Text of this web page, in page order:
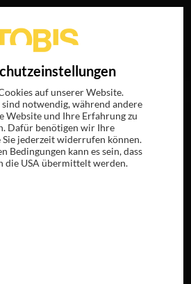
Neubronner“
auf unserer Website.
notwendig, während andere
Website und Ihre Erfahrung zu
Dafür benötigen wir Ihre
jederzeit widerrufen können.
Bedingungen kann es sein, dass
die USA übermittelt werden.